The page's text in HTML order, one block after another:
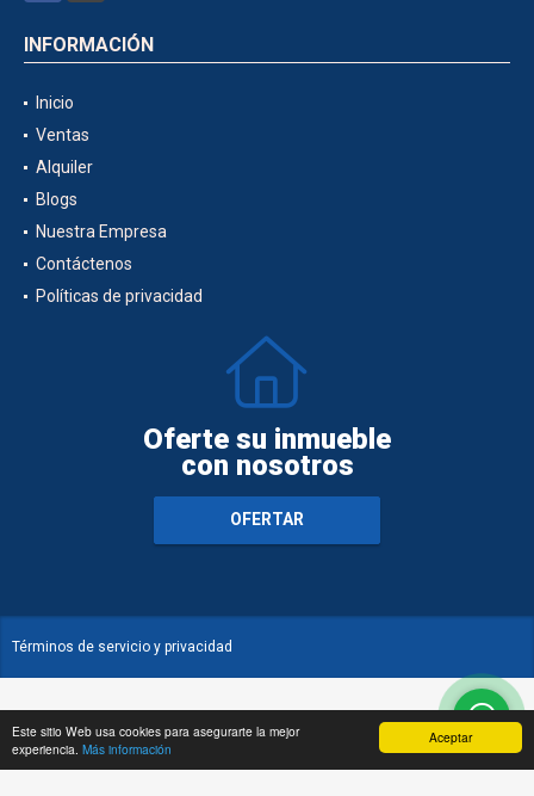
Aceptar
Este sitio Web usa cookies para asegurarte la mejor
experiencia. Más información
INFORMACIÓN
Inicio
Ventas
Alquiler
Blogs
Nuestra Empresa
Contáctenos
Políticas de privacidad
Oferte su inmueble
con nosotros
OFERTAR
Términos de servicio y privacidad